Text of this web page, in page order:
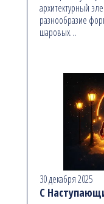
архитектурный
разнообразие
шаровых…
30 декабря 2025
С